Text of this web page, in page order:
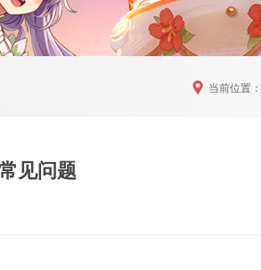
当前位置：
见问题